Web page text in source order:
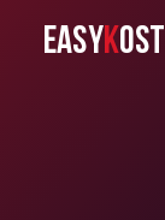
EASYKOST